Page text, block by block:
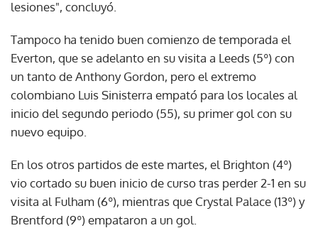
lesiones", concluyó.
Tampoco ha tenido buen comienzo de temporada el
Everton, que se adelanto en su visita a Leeds (5º) con
un tanto de Anthony Gordon, pero el extremo
colombiano Luis Sinisterra empató para los locales al
inicio del segundo periodo (55), su primer gol con su
nuevo equipo.
En los otros partidos de este martes, el Brighton (4º)
vio cortado su buen inicio de curso tras perder 2-1 en su
visita al Fulham (6º), mientras que Crystal Palace (13º) y
Brentford (9º) empataron a un gol.